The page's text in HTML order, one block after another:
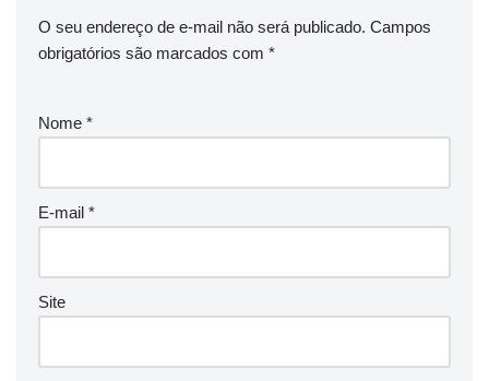
O seu endereço de e-mail não será publicado. Campos
obrigatórios são marcados com *
Nome *
E-mail *
Site